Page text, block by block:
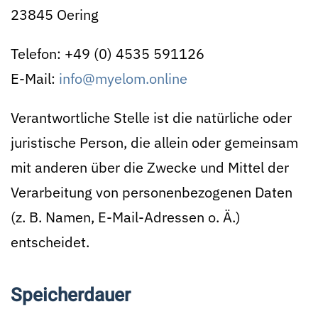
23845 Oering
Telefon: +49 (0) 4535 591126
E-Mail: info@myelom.online
Verantwortliche Stelle ist die natürliche oder
juristische Person, die allein oder gemeinsam
mit anderen über die Zwecke und Mittel der
Verarbeitung von personenbezogenen Daten
(z. B. Namen, E-Mail-Adressen o. Ä.)
entscheidet.
Speicherdauer